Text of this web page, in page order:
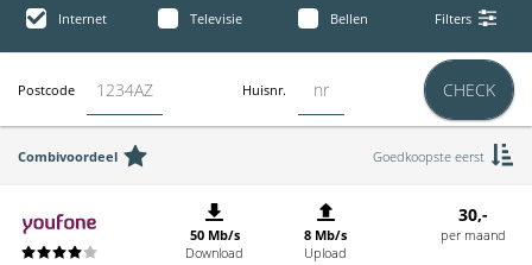
Internet Televisie Bellen Filters
Postcode Huisnr. CHECK
Combivoordeel Goedkoopste eerst
50 Mb/s
Download
8 Mb/s
Upload
30,-
per maand